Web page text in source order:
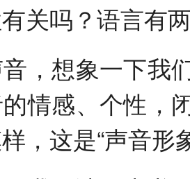
关吗？语言有
，想象一下我
情感、个性，
，这是“声音形